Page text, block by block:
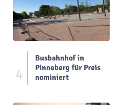
4
Busbahnhof in
Pinneberg für Preis
nominiert